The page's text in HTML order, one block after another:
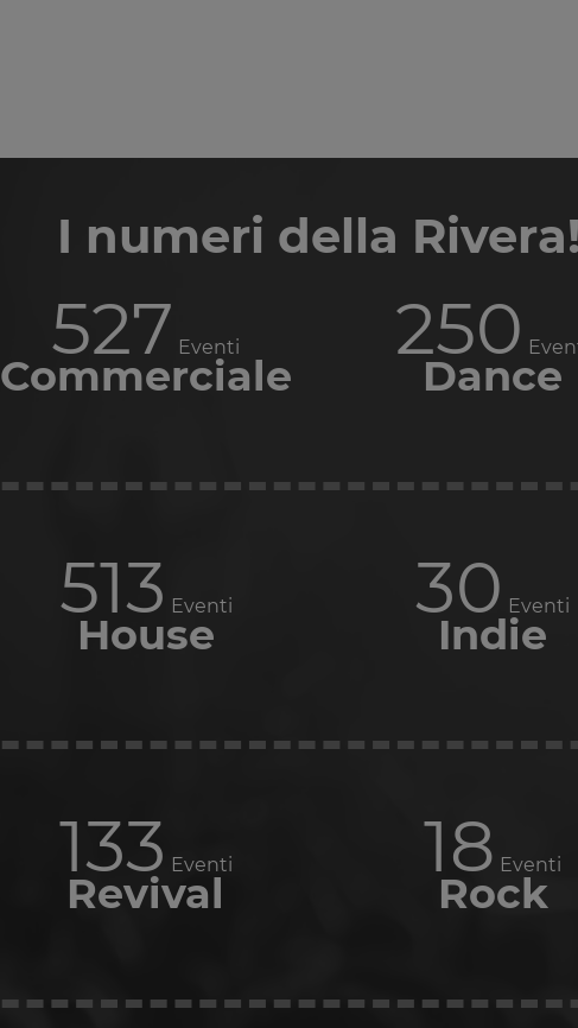
I numeri della Rivera!
648 Eventi
Commerciale
307
Dance
631 Eventi
House
36 Eventi
Indie
163 Eventi
Revival
21 Eventi
Rock